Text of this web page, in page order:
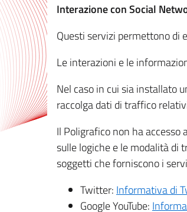
Interazione con Social
Questi servizi permettono di
Le interazioni e le
Nel caso in cui sia installato
raccolga dati di traffico
Il Poligrafico non ha
sulle logiche e le modalità di
soggetti che forniscono i
Twitter: Informativa di
Google YouTube: